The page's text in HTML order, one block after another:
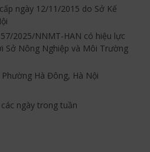
Facebook
Instagram
Youtube
Tiktok
Shopee
ngày 12/11/2015 do Sở Kế
2025/NNMT-HAN có hiệu lực
Sở Nông Nghiệp và Môi Trường
Hà Đông, Hà Nội
ngày trong tuần